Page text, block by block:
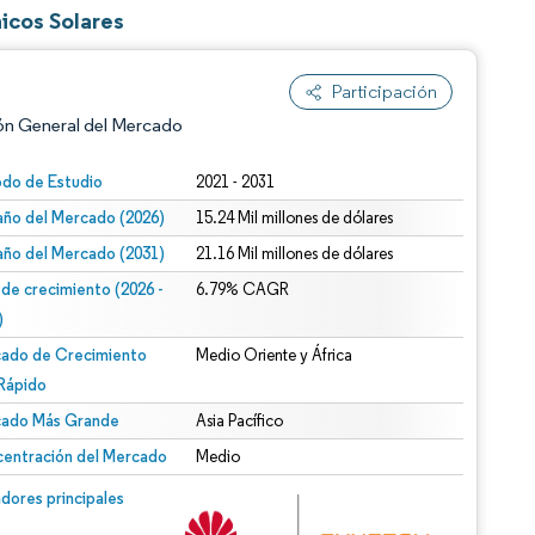
Solares
Participación
General del Mercado
de Estudio 2021 - 2031
del Mercado (2026) 15.24 Mil millones de dólares
del Mercado (2031) 21.16 Mil millones de dólares
de crecimiento (2026 -
6.79% CAGR
de Crecimiento
Medio Oriente y África
Más Grande Asia Pacífico
del Mercado Medio
principales
© Mordor Intelligence. El uso requiere atribución según CC BY 4.0.
CC BY 4.0.